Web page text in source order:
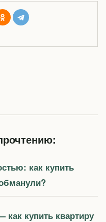
как купить
как купить квартиру